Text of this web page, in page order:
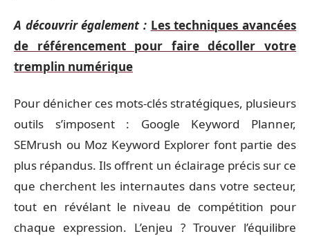
A découvrir également : Les techniques avancées
de référencement pour faire décoller votre
tremplin numérique
Pour dénicher ces mots-clés stratégiques, plusieurs
outils s’imposent : Google Keyword Planner,
SEMrush ou Moz Keyword Explorer font partie des
plus répandus. Ils offrent un éclairage précis sur ce
que cherchent les internautes dans votre secteur,
tout en révélant le niveau de compétition pour
chaque expression. L’enjeu ? Trouver l’équilibre